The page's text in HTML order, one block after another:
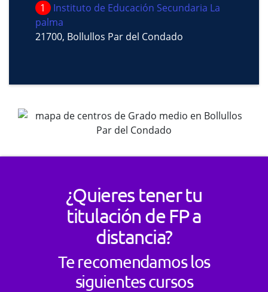
1
Instituto de Educación Secundaria La
palma
21700, Bollullos Par del Condado
¿Quieres tener tu
titulación de FP a
distancia?
Te recomendamos los
siguientes cursos